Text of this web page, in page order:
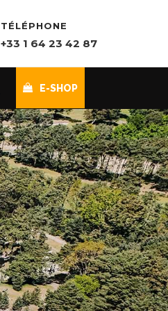
TÉLÉPHONE
+33 1 64 23 42 87
E-SHOP